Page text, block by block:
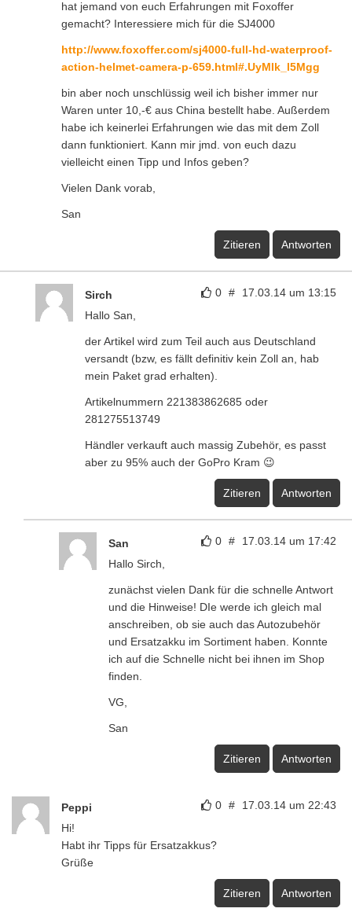
hat jemand von euch Erfahrungen mit Foxoffer
gemacht? Interessiere mich für die SJ4000
http://www.foxoffer.com/sj4000-full-hd-waterproof-
action-helmet-camera-p-659.html#.UyMIk_l5Mgg
bin aber noch unschlüssig weil ich bisher immer nur
Waren unter 10,-€ aus China bestellt habe. Außerdem
habe ich keinerlei Erfahrungen wie das mit dem Zoll
dann funktioniert. Kann mir jmd. von euch dazu
vielleicht einen Tipp und Infos geben?
Vielen Dank vorab,
San
Zitieren Antworten
0 # 17.03.14 um 13:15
Sirch
Hallo San,
der Artikel wird zum Teil auch aus Deutschland
versandt (bzw, es fällt definitiv kein Zoll an, hab
mein Paket grad erhalten).
Artikelnummern 221383862685 oder
281275513749
Händler verkauft auch massig Zubehör, es passt
aber zu 95% auch der GoPro Kram 😉
Zitieren Antworten
0 # 17.03.14 um 17:42
San
Hallo Sirch,
zunächst vielen Dank für die schnelle Antwort
und die Hinweise! DIe werde ich gleich mal
anschreiben, ob sie auch das Autozubehör
und Ersatzakku im Sortiment haben. Konnte
ich auf die Schnelle nicht bei ihnen im Shop
finden.
VG,
San
Zitieren Antworten
0 # 17.03.14 um 22:43
Peppi
Hi!
Habt ihr Tipps für Ersatzakkus?
Grüße
Zitieren Antworten